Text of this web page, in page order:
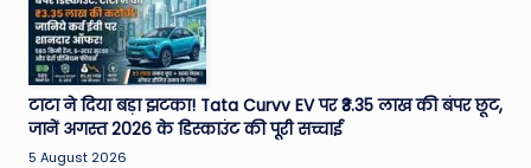
o
rl
d
टाटा ने दिया बड़ा झटका! Tata Curvv EV पर ₹3.35 लाख की बंपर छूट,
जानें अगस्त 2026 के डिस्काउंट की पूरी सच्चाई
5 August 2026